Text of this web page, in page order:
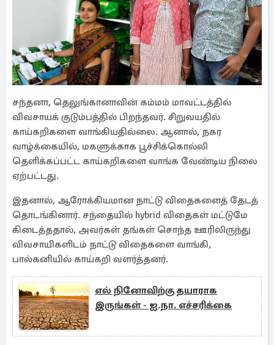
சந்தனா, தெலுங்கானாவின் கம்மம் மாவட்டத்தில்
விவசாயக் குடும்பத்தில் பிறந்தவர். சிறுவயதில்
காய்கறிகளை வாங்கியதில்லை. ஆனால், நகர
வாழ்க்கையில், மகளுக்காக பூச்சிக்கொல்லி
தெளிக்கப்பட்ட காய்கறிகளை வாங்க வேண்டிய நிலை
ஏற்பட்டது.
இதனால், ஆரோக்கியமான நாட்டு விதைகளைத் தேடத்
தொடங்கினார். சந்தையில் hybrid விதைகள் மட்டுமே
கிடைத்ததால், அவர்கள் தங்கள் சொந்த ஊரிலிருந்து
விவசாயிகளிடம் நாட்டு விதைகளை வாங்கி,
பால்கனியில் காய்கறி வளர்த்தனர்.
எல் நினோவிற்கு தயாராக
இருங்கள் - ஐ.நா. எச்சரிக்கை